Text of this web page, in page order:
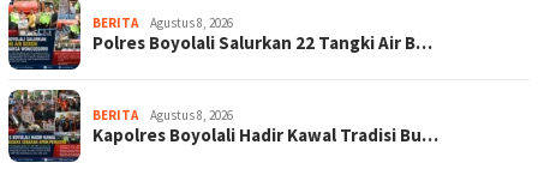
BERITA Agustus 8, 2026
Polres Boyolali Salurkan 22 Tangki Air B…
BERITA Agustus 8, 2026
Kapolres Boyolali Hadir Kawal Tradisi Bu…